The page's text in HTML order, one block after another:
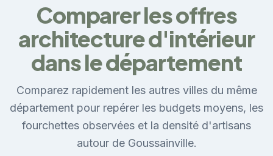
Comparer les offres
architecture d'intérieur
dans le département
Comparez rapidement les autres villes du même
département pour repérer les budgets moyens, les
fourchettes observées et la densité d'artisans
autour de Goussainville.